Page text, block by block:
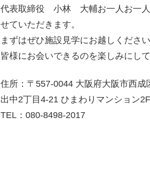
代表取締役 小林 大輔お一人お一人
せていただきます。
まずはぜひ施設見学にお越しください
皆様にお会いできるのを楽しみにして
住所：〒557-0044 大阪府大阪市西成
出中2丁目4-21 ひまわりマンション2F
TEL：080-8498-2017